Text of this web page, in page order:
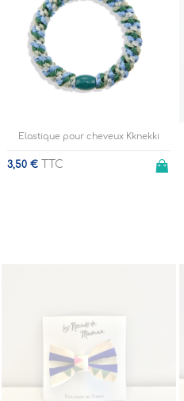
Elastique pour cheveux Kknekki
3,50 € TTC